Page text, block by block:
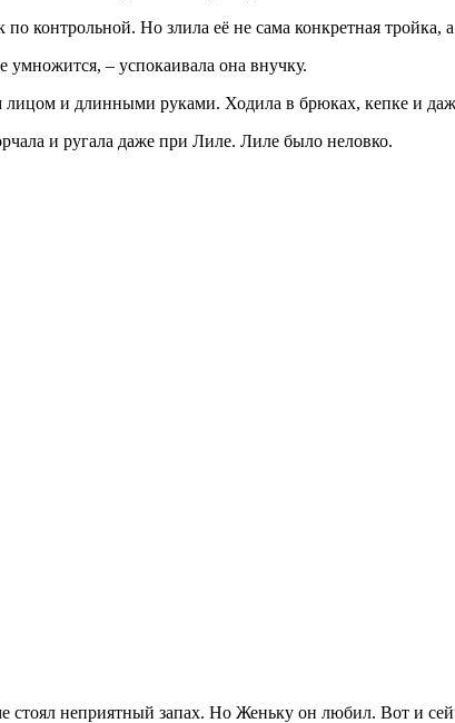
контрольной. Но злила её не сама конкретная тройка,
умножится, – успокаивала она внучку.
и длинными руками. Ходила в брюках, кепке и
и ругала даже при Лиле. Лиле было неловко.
неприятный запах. Но Женьку он любил. Вот и